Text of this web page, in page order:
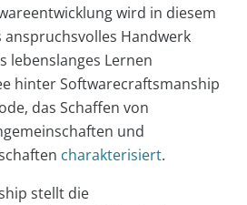
wird in diesem
anspruchsvolles Handwerk
lebenslanges Lernen
hinter Softwarecraftsmanship
das Schaffen von
und
charakterisiert.
stellt die